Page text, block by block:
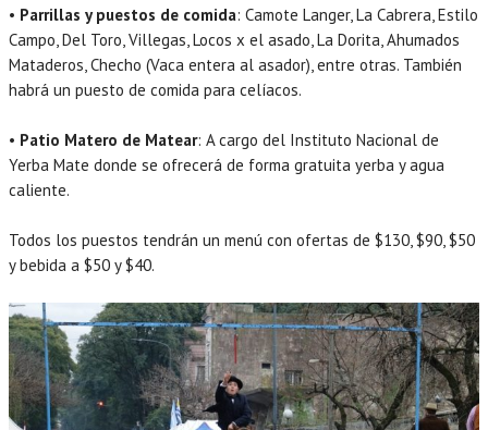
• Parrillas y puestos de comida: Camote Langer, La Cabrera, Estilo
Campo, Del Toro, Villegas, Locos x el asado, La Dorita, Ahumados
Mataderos, Checho (Vaca entera al asador), entre otras. También
habrá un puesto de comida para celíacos.
• Patio Matero de Matear: A cargo del Instituto Nacional de
Yerba Mate donde se ofrecerá de forma gratuita yerba y agua
caliente.
Todos los puestos tendrán un menú con ofertas de $130, $90, $50
y bebida a $50 y $40.